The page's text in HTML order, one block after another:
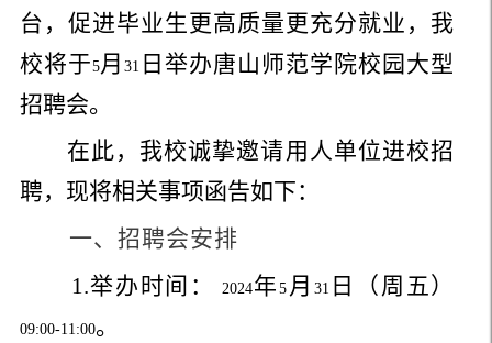
台，促进毕业生更高质量更充分就业，我
校将于5月31 日举办唐山师范学院校园大型
招聘会。
在此，我校诚挚邀请用人单位进校招
聘，现将相关事项函告如下：
一、招聘会安排
1.举办时间： 2024年5 月 31 日（周五）
09:00-11:00。